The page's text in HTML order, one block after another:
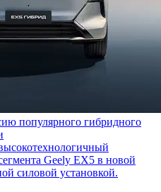
популярного гибридного
Geely EX5 в новой
силовой установкой.